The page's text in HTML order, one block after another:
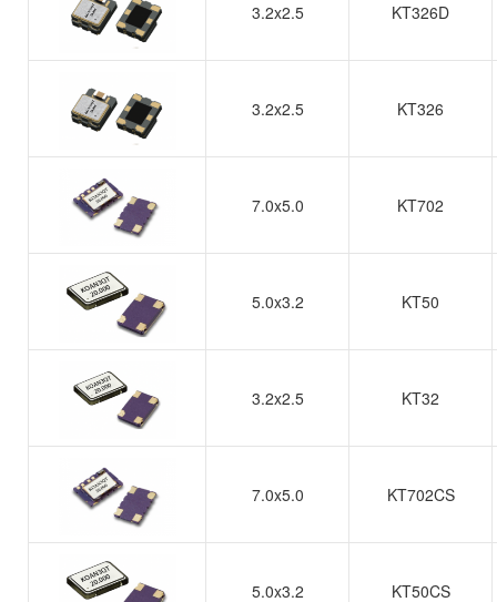
3.2x2.5 KT326D
3.2x2.5 KT326
7.0x5.0 KT702
5.0x3.2 KT50
3.2x2.5 KT32
7.0x5.0 KT702CS
5.0x3.2 KT50CS